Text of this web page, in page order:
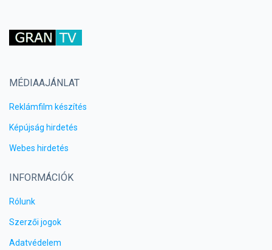
MÉDIAAJÁNLAT
Reklámfilm készítés
Képújság hirdetés
Webes hirdetés
INFORMÁCIÓK
Rólunk
Szerzői jogok
Adatvédelem